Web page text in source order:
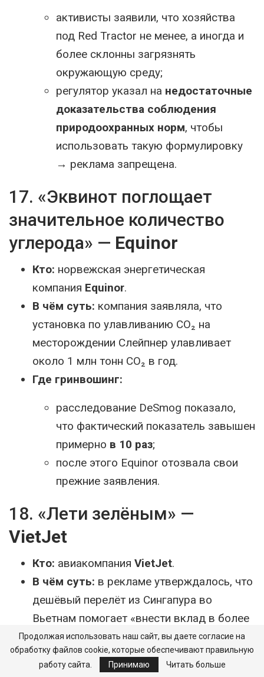
активисты заявили, что хозяйства
под Red Tractor не менее, а иногда и
более склонны загрязнять
окружающую среду;
регулятор указал на недостаточные
доказательства соблюдения
природоохранных норм, чтобы
использовать такую формулировку
→ реклама запрещена.
17. «Эквинот поглощает
значительное количество
углерода» — Equinor
Кто: норвежская энергетическая
компания Equinor.
В чём суть: компания заявляла, что
установка по улавливанию CO₂ на
месторождении Слейпнер улавливает
около 1 млн тонн CO₂ в год.
Где гринвошинг:
расследование DeSmog показало,
что фактический показатель завышен
примерно в 10 раз;
после этого Equinor отозвала свои
прежние заявления.
18. «Лети зелёным» —
VietJet
Кто: авиакомпания VietJet.
В чём суть: в рекламе утверждалось, что
дешёвый перелёт из Сингапура во
Вьетнам помогает «внести вклад в более
экологичное будущее», потому что флот
энергоэффективен, а электронные билеты
экономят бумагу.
Продолжая использовать наш сайт, вы даете согласие на
обработку файлов cookie, которые обеспечивают правильную
работу сайта.
Принимаю Читать больше